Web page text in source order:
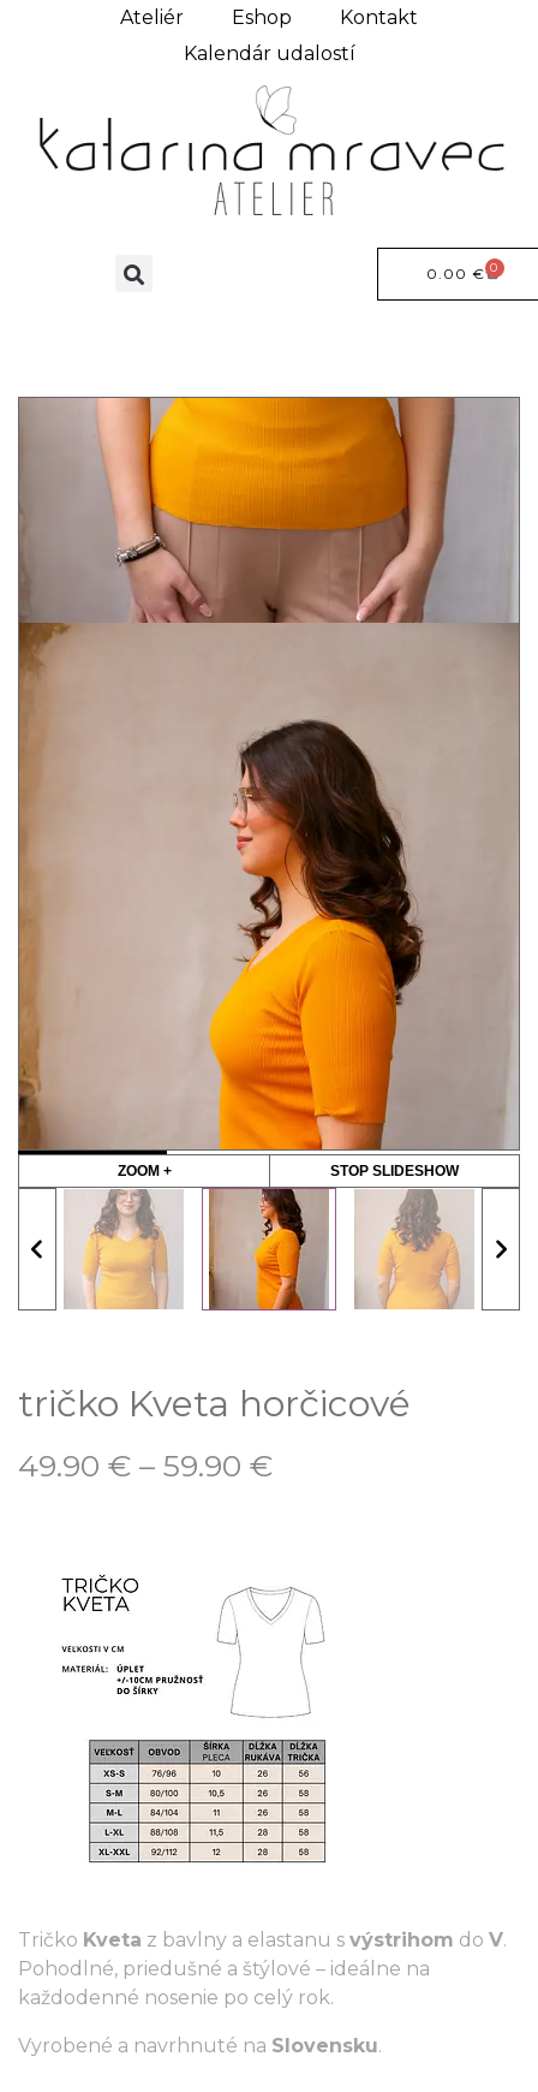
Ateliér Eshop
Kontakt
Kalendár udalostí
0.00 € 0
ZOOM + STOP SLIDESHOW
tričko Kveta horčicové
49.90 € – 59.90 €
Tričko Kveta z bavlny a elastanu s výstrihom do V.
Pohodlné, priedušné a štýlové – ideálne na
každodenné nosenie po celý rok.
Vyrobené a navrhnuté na Slovensku.